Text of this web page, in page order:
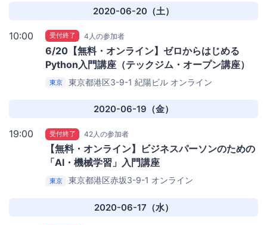
2020-06-20（土）
10:00 受付終了 4人の参加者
6/20【無料・オンライン】ゼロからはじめる
Python入門講座（テックジム・オープン講座）
東京 東京都港区3-9-1 紀陽ビル オンライン
2020-06-19（金）
19:00 受付終了 42人の参加者
【無料・オンライン】ビジネスパーソンのための
「AI・機械学習」入門講座
東京 東京都港区赤坂3-9-1 オンライン
2020-06-17（水）